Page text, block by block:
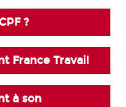
?
France Travail
à son